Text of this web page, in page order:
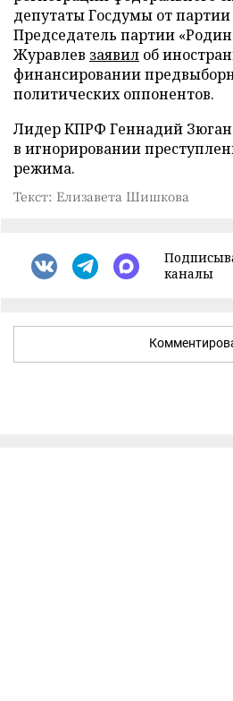
депутаты Госдумы от партии
Председатель партии
Журавлев заявил об
финансировании
политических оппонентов.
Лидер КПРФ Геннадий
в игнорировании
режима.
Текст: Елизавета Шишкова
каналы